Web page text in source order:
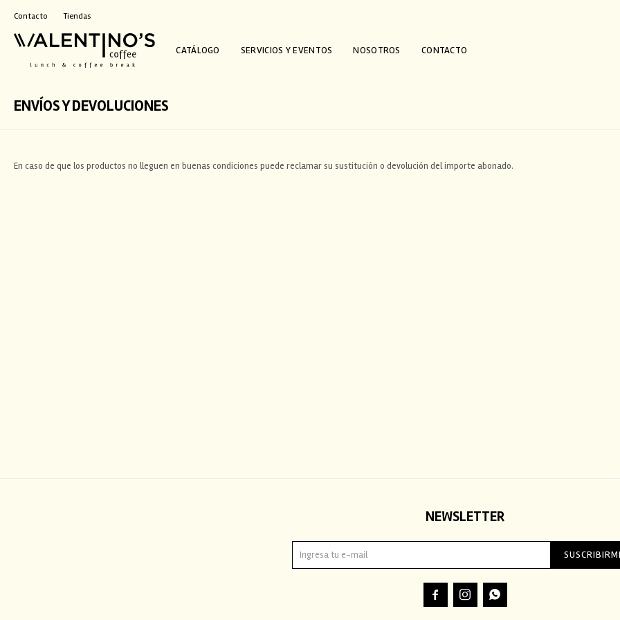
CATÁLOGO SERVICIOS Y EVENTOS NOSOTROS CONTACTO
Contacto Tiendas
ENVÍOS Y DEVOLUCIONES
En caso de que los productos no lleguen en buenas condiciones puede reclamar su sustitución o devolución del importe abonado.
NEWSLETTER
  